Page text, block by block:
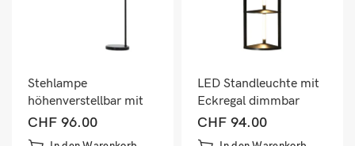
Stehlampe
höhenverstellbar mit
Hanfseil Schirm und
Fussschalter
CHF 96.00
LED Standleuchte mit
Eckregal dimmbar
warmweiss schwarz
CHF 94.00